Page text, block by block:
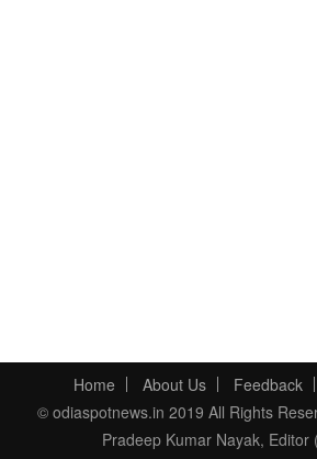
Home About Us Feedback
© odiaspotnews.in 2019 All Rights
Pradeep Kumar Nayak,